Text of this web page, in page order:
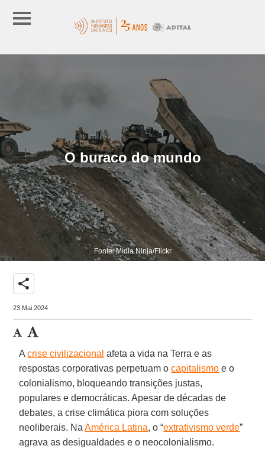
O buraco do mundo
Fonte: Mídia Ninja/Flickr
share
23 Mai 2024
Acrise civilizacional afeta a vida na Terra e as
respostas corporativas perpetuam ocapitalismo e o
colonialismo, bloqueando transições justas,
populares e democráticas. Apesar de décadas de
debates, a crise climática piora com soluções
neoliberais. NaAmérica Latina, o “extrativismo verde”
agrava as desigualdades e o neocolonialismo.